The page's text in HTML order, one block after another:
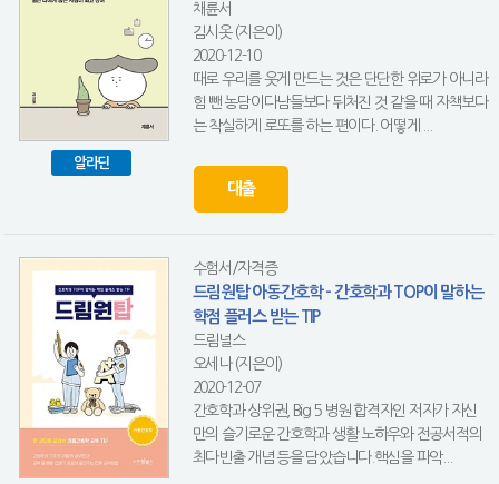
알라딘
채륜서
김시옷 (지은이)
2020-12-10
때로 우리를 웃게 만드는 것은 단단한 위로가 아니라
힘 뺀 농담이다남들보다 뒤처진 것 같을 때 자책보다
는 착실하게 로또를 하는 편이다. 어떻게 ...
대출
수험서/자격증
드림원탑 아동간호학 - 간호학과 TOP이 말하는
학점 플러스 받는 TIP
드림널스
오세나 (지은이)
2020-12-07
간호학과 상위권, Big 5 병원 합격자인 저자가 자신
만의 슬기로운 간호학과 생활 노하우와 전공서적의
최다빈출 개념 등을 담았습니다.핵심을 파악...